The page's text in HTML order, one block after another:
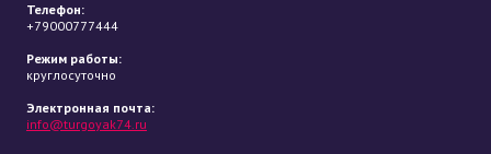
Телефон:
+79000777444
Режим работы:
круглосуточно
Электронная почта:
info@turgoyak74.ru